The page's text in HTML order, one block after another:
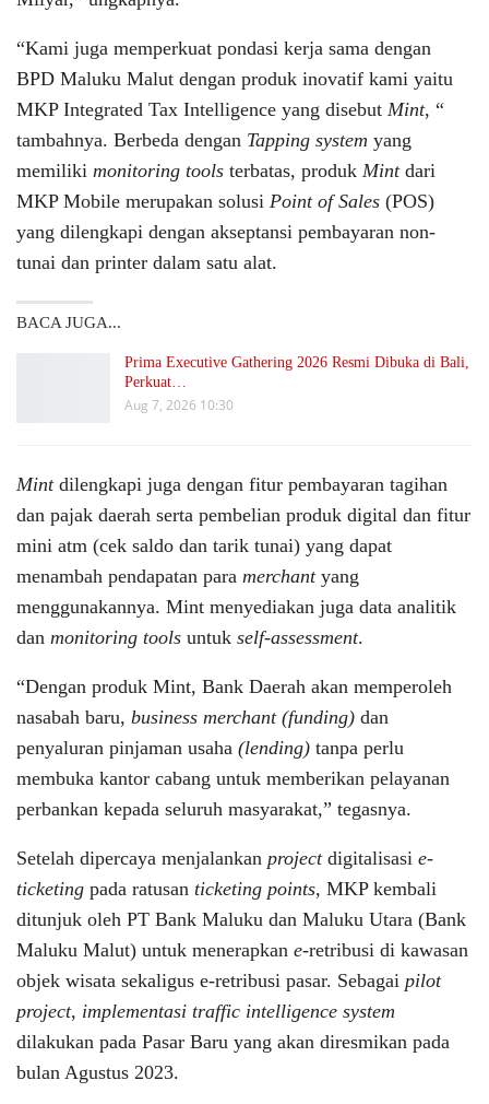
“Kami juga memperkuat pondasi kerja sama dengan
BPD Maluku Malut dengan produk inovatif kami yaitu
MKP Integrated Tax Intelligence yang disebut Mint, “
tambahnya. Berbeda dengan Tapping system yang
memiliki monitoring tools terbatas, produk Mintdari
MKP Mobile merupakan solusi Point of Sales (POS)
yang dilengkapi dengan akseptansi pembayaran non-
tunai dan printer dalam satu alat.
BACA JUGA...
Prima Executive Gathering 2026 Resmi Dibuka di Bali,
Perkuat…
Aug 7, 2026 10:30
Mintdilengkapi juga dengan fitur pembayaran tagihan
dan pajak daerah serta pembelian produk digital dan fitur
mini atm (cek saldo dan tarik tunai) yang dapat
menambah pendapatan para merchantyang
menggunakannya. Mint menyediakan juga data analitik
dan monitoring tools untuk self-assessment.
“Dengan produk Mint, Bank Daerah akan memperoleh
nasabah baru, business merchant (funding) dan
penyaluran pinjaman usaha (lending) tanpa perlu
membuka kantor cabang untuk memberikan pelayanan
perbankan kepada seluruh masyarakat,” tegasnya.
Setelah dipercaya menjalankan projectdigitalisasi e-
ticketing pada ratusan ticketing points, MKP kembali
ditunjuk oleh PT Bank Maluku dan Maluku Utara (Bank
Maluku Malut) untuk menerapkan e-retribusi di kawasan
objek wisata sekaligus e-retribusi pasar. Sebagai pilot
project, implementasi traffic intelligence system
dilakukan pada Pasar Baru yang akan diresmikan pada
bulan Agustus 2023.